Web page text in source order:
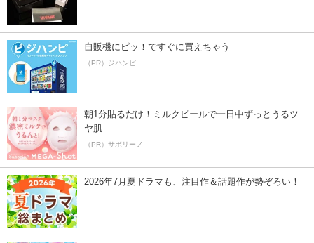
自販機にピッ！ですぐに買えちゃう
（PR）ジハンピ
朝1分貼るだけ！ミルクピールで一日中ずっとうるツ
ヤ肌
（PR）サボリーノ
2026年7月夏ドラマも、注目作＆話題作が勢ぞろい！